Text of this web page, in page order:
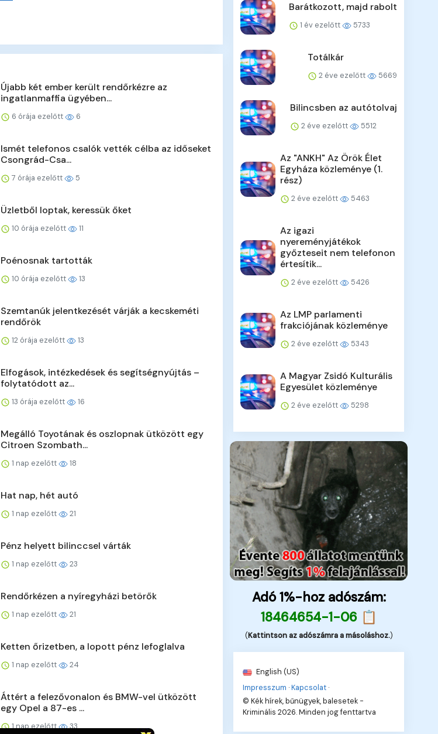
Újabb két ember került rendőrkézre az
ingatlanmaffia ügyében...
6 órája ezelőtt 6
Ismét telefonos csalók vették célba az időseket
Csongrád-Csa...
7 órája ezelőtt 5
Üzletből loptak, keressük őket
10 órája ezelőtt 11
Poénosnak tartották
10 órája ezelőtt 13
Szemtanúk jelentkezését várják a kecskeméti
rendőrök
12 órája ezelőtt 13
Elfogások, intézkedések és segítségnyújtás –
folytatódott az...
13 órája ezelőtt 16
Megálló Toyotának és oszlopnak ütközött egy
Citroen Szombath...
1 nap ezelőtt 18
Hat nap, hét autó
1 nap ezelőtt 21
Pénz helyett bilinccsel várták
1 nap ezelőtt 23
Rendőrkézen a nyíregyházi betörők
1 nap ezelőtt 21
Ketten őrizetben, a lopott pénz lefoglalva
1 nap ezelőtt 24
Áttért a felezővonalon és BMW-vel ütközött
egy Opel a 87-es ...
1 nap ezelőtt 33
Barátkozott, majd rabolt
1 év ezelőtt 5733
Totálkár
2 éve ezelőtt 5669
Bilincsben az autótolvaj
2 éve ezelőtt 5512
Az "ANKH" Az Örök Élet
Egyháza közleménye (1.
rész)
2 éve ezelőtt 5463
Az igazi
nyereményjátékok
győzteseit nem telefonon
értesítik...
2 éve ezelőtt 5426
Az LMP parlamenti
frakciójának közleménye
2 éve ezelőtt 5343
A Magyar Zsidó Kulturális
Egyesület közleménye
2 éve ezelőtt 5298
Adó 1%-hoz adószám:
18464654-1-06 📋
(Kattintson az adószámra a másoláshoz.)
English (US)
Impresszum ·Kapcsolat ·
© Kék hírek, bűnügyek, balesetek -
Kriminális 2026. Minden jog fenttartva